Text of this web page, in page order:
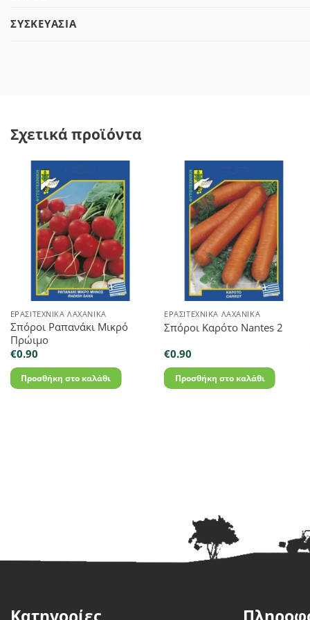
ΣΥΣΚΕΥΑΣΊΑ
Σχετικά προϊόντα
ΕΡΑΣΙΤΕΧΝΙΚΆ ΛΑΧΑΝΙΚΆ
Σπόροι Ραπανάκι Μικρό
Πρώιμο
€0.90
Προσθήκη στο καλάθι
ΕΡΑΣΙΤΕΧΝΙΚΆ ΛΑΧΑΝΙΚΆ
Σπόροι Καρότο Nantes 2
€0.90
Προσθήκη στο καλάθι